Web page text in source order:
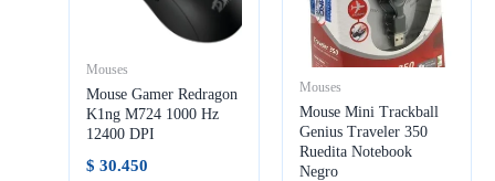
Mouses
Mouse Gamer Redragon
K1ng M724 1000 Hz
12400 DPI
$ 30.450
Mouses
Mouse Mini Trackball
Genius Traveler 350
Ruedita Notebook
Negro